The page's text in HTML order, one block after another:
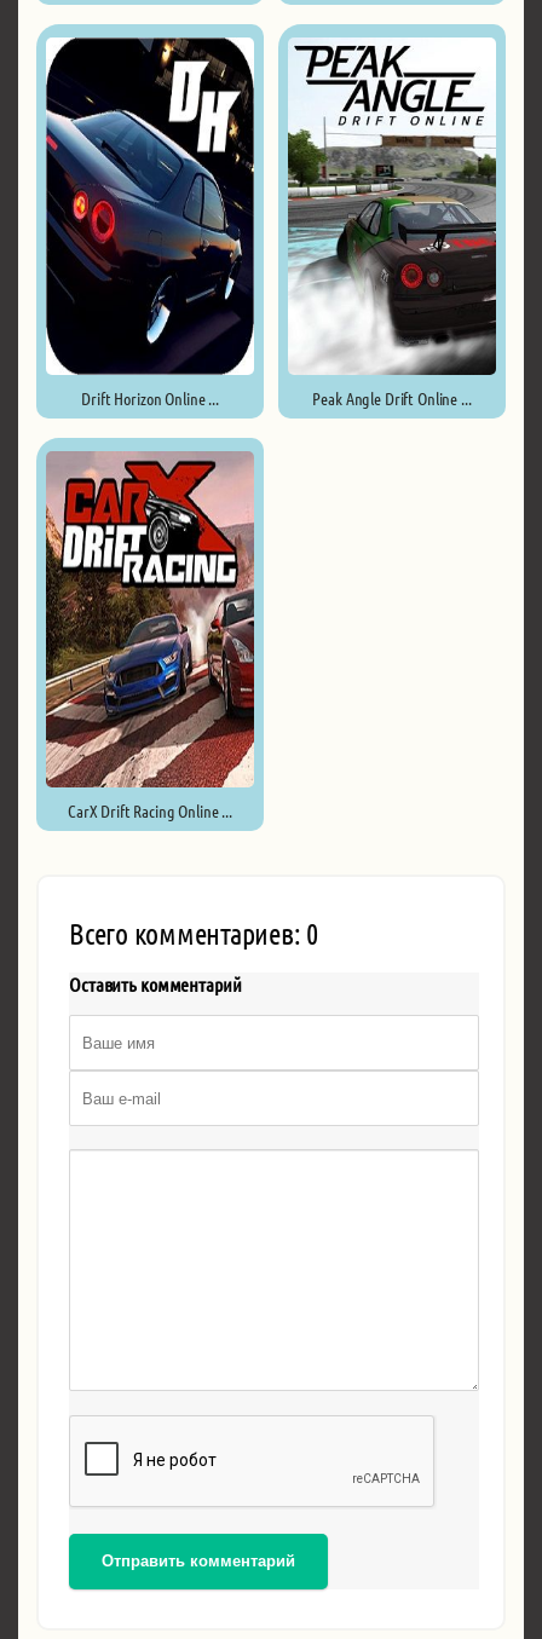
Drift Horizon Online ... Peak Angle Drift Online ...
CarX Drift Racing Online ...
Всего комментариев: 0
Оставить комментарий
Отправить комментарий